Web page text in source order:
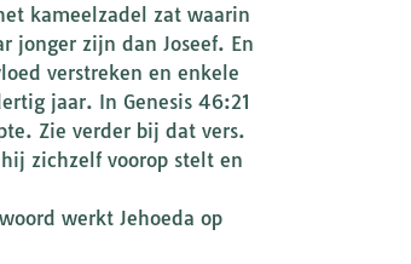
kameelzadel zat waarin
jonger zijn dan Joseef. En
verstreken en enkele
jaar. In Genesis 46:21
Zie verder bij dat vers.
zichzelf voorop stelt en
werkt Jehoeda op